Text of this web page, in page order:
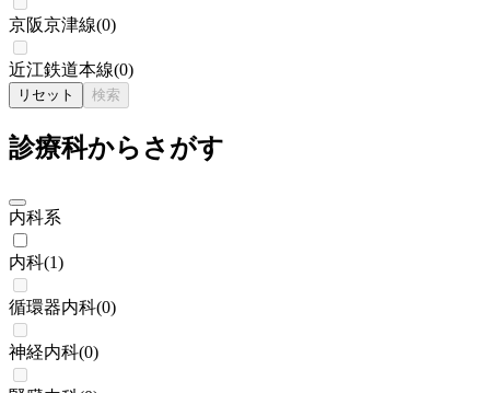
京阪京津線(0)
近江鉄道本線(0)
リセット 検索
診療科からさがす
内科系
内科(1)
循環器内科(0)
神経内科(0)